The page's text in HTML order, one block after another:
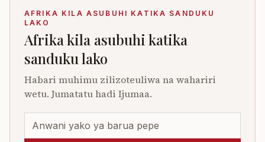
AFRIKA KILA ASUBUHI KATIKA SANDUKU
LAKO
Afrika kila asubuhi katika
sanduku lako
Habari muhimu zilizoteuliwa na wahariri
wetu. Jumatatu hadi Ijumaa.